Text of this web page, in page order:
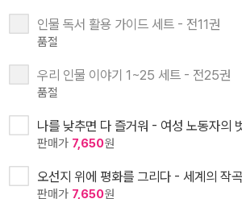
인물 독서 활용 가이드 세트 - 전11권
품절
우리 인물 이야기 1~25 세트 - 전25권
품절
나를 낮추면 다 즐거워 - 여성 노동자의
판매가 7,650원
오선지 위에 평화를 그리다 - 세계의 작
판매가 7,650원